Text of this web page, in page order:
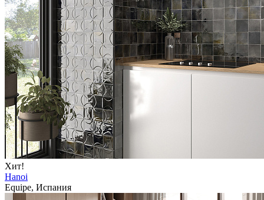
Хит!
Hanoi
Equipe, Испания